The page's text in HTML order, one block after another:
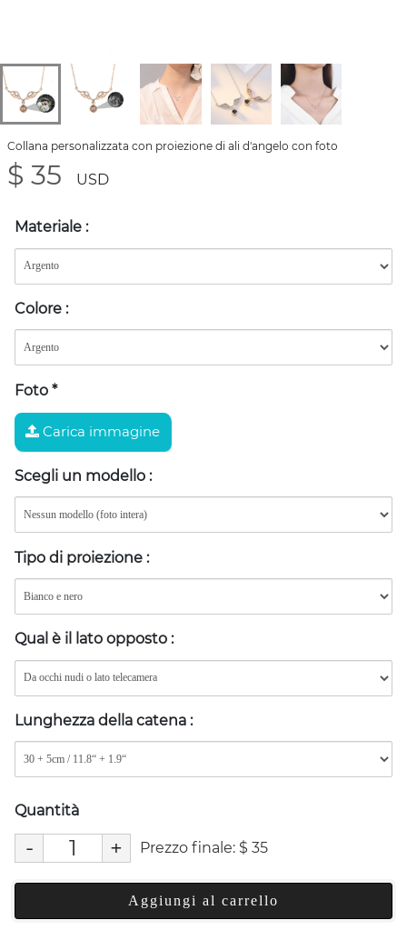
Collana personalizzata con proiezione di ali d'angelo con foto
$ 35 USD
Materiale :
Colore :
Foto *
Carica immagine
Scegli un modello :
Tipo di proiezione :
Qual è il lato opposto :
Lunghezza della catena :
Quantità
- + Prezzo finale: $ 35
Aggiungi al carrello